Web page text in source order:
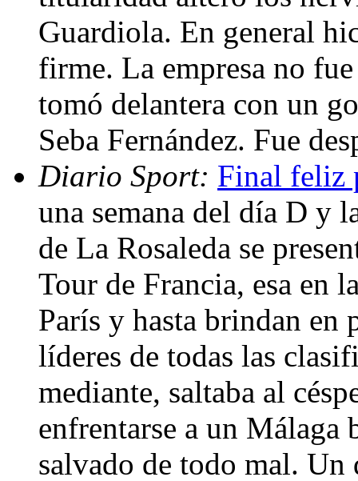
Guardiola. En general
firme. La empresa no
tomó delantera con un
Seba Fernández. Fue
Diario Sport: Final feliz
una semana del día D y
de La Rosaleda se
Tour de Francia, esa en
París y hasta brindan en
líderes de todas las
mediante, saltaba al
enfrentarse a un
salvado de todo mal.